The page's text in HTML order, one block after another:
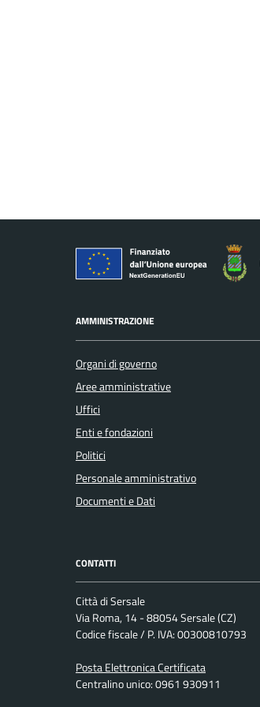
AMMINISTRAZIONE
Organi di governo
Aree amministrative
Uffici
Enti e fondazioni
Politici
Personale amministrativo
Documenti e Dati
CONTATTI
Città di Sersale
Via Roma, 14 - 88054 Sersale (CZ)
Codice fiscale / P. IVA: 00300810793
Posta Elettronica Certificata
Centralino unico: 0961 930911